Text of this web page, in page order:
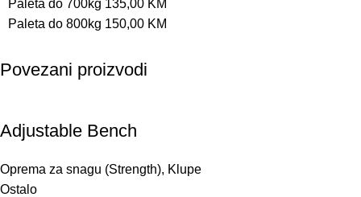
Paleta do 700kg 135,00 KM
Paleta do 800kg 150,00 KM
Povezani proizvodi
Adjustable Bench
Oprema za snagu (Strength), Klupe
Ostalo